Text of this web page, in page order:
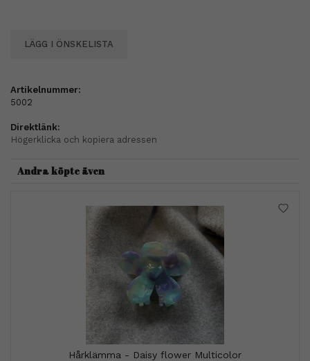
LÄGG I ÖNSKELISTA
Artikelnummer:
5002
Direktlänk:
Högerklicka och kopiera adressen
Andra köpte även
Hårklämma - Daisy flower Multicolor